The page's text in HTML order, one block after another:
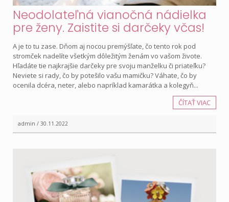
Neodolateľná vianočná nádielka
pre ženy. Zaistite si darčeky včas!
A je to tu zase. Dňom aj nocou premýšľate, čo tento rok pod
stromček nadelíte všetkým dôležitým ženám vo vašom živote.
Hľadáte tie najkrajšie darčeky pre svoju manželku či priateľku?
Neviete si rady, čo by potešilo vašu mamičku? Váhate, čo by
ocenila dcéra, neter, alebo napríklad kamarátka a kolegyň...
ČÍTAŤ VIAC
admin / 30.11.2022